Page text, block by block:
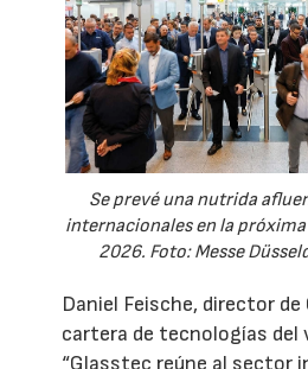
Se prevé una nutrida
internacionales en la
2026. Foto: Messe
Daniel Feische, director
cartera de tecnologías del
“Glasstec reúne al sector